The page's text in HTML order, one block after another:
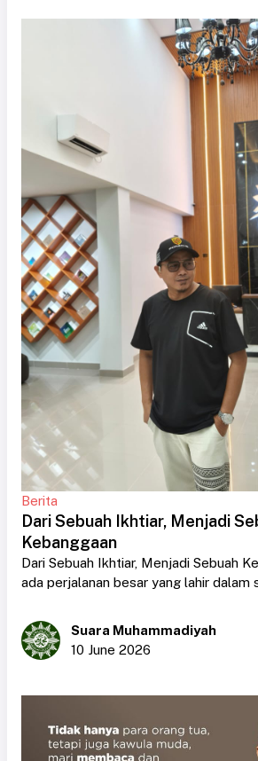
Berita
Dari Sebuah Ikhtiar, Menjadi
Kebanggaan
Dari Sebuah Ikhtiar, Menjadi Sebuah
ada perjalanan besar yang lahir dalam
Suara Muhammadiyah
10 June 2026